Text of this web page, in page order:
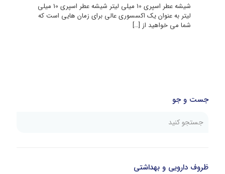
شیشه عطر اسپری 10 میلی لیتر شیشه عطر اسپری 10 میلی
لیتر به عنوان یک اکسسوری عالی برای زمان هایی است که
شما می خواهید از […]
جست و جو
ظروف دارویی و بهداشتی